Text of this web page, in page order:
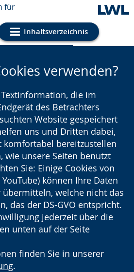
für
Inhaltsverzeichnis
Einstellungen
verwenden?
die im
des Betrachters
Website gespeichert
uns und Dritten dabei,
bereitzustellen
wie unsere Seiten benutzt
Sie: Einige Cookies von
können Ihre Daten
welche nicht das
das der DS-GVO entspricht.
jederzeit über die
unten auf der Seite
finden Sie in unserer
.